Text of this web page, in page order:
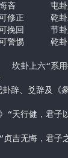
吝	艰难
悔	悔
咎	过
凶	凶险	坎卦上六
辞、爻辞及《
“天行健，君子
贞吉无悔，君子